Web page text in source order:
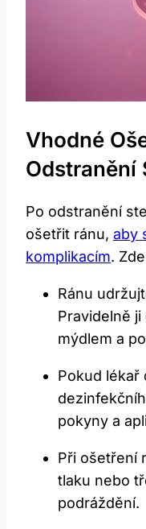
Vhodné
Odstranění
Po odstranění
ošetřit ránu, aby
komplikacím.
Ránu
Pravidelně
mýdlem a
Pokud lékař
pokyny a
Při ošetření
tlaku nebo
podráždění.